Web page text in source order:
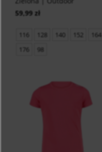
59,99 zł
116 128 140 152
164
176
98